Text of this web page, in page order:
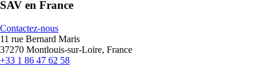
SAV en France
Contactez-nous
11 rue Bernard Maris
37270 Montlouis-sur-Loire, France
+33 1 86 47 62 58